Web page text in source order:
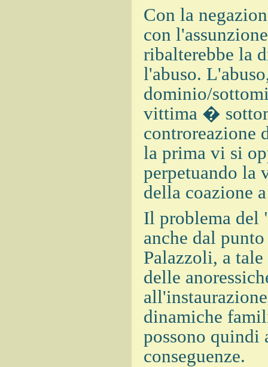
Con la
con
ribalterebbe la
l'abuso.
dominio/
vittima �
controreazione
la prima vi si
perpetuando la
della coazione
Il problema del
anche dal
Palazzoli, a
delle
dinamiche
possono quindi
conseguenze.